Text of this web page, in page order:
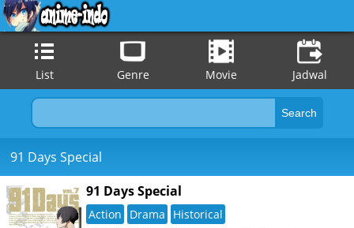
List Genre Movie Jadwal
91 Days Special
91 Days Special
Action Drama
Historical